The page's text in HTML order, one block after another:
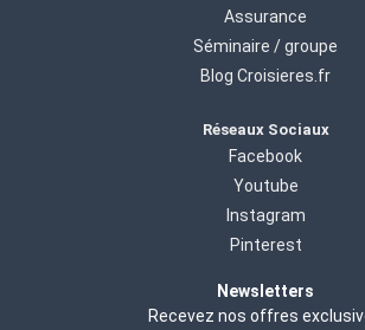
Assurance
Séminaire / groupe
Blog Croisieres.fr
Réseaux Sociaux
Facebook
Youtube
Instagram
Pinterest
Newsletters
Recevez nos offres